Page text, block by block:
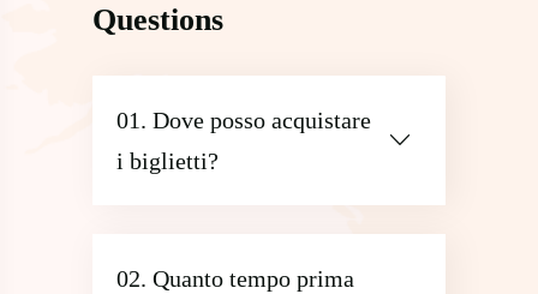
Questions
01. Dove posso acquistare
i biglietti?
02. Quanto tempo prima